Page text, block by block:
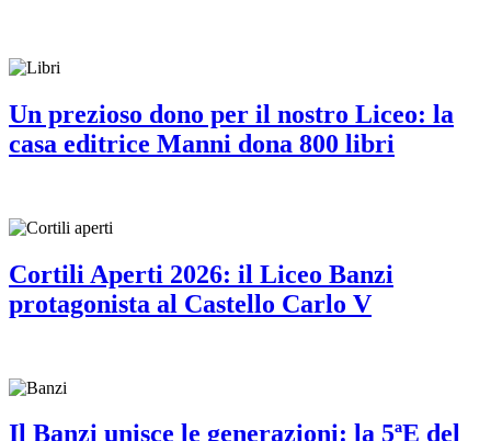
Un prezioso dono per il nostro Liceo: la
casa editrice Manni dona 800 libri
Cortili Aperti 2026: il Liceo Banzi
protagonista al Castello Carlo V
Il Banzi unisce le generazioni: la 5ªE del